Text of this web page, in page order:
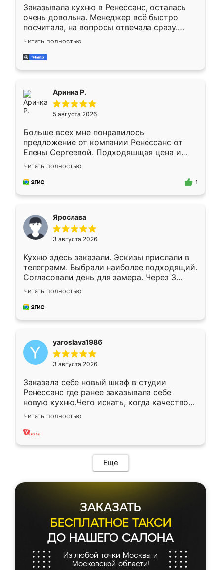
Заказывала кухню в Ренессанс, осталась
очень довольна. Менеджер всё быстро
посчитала, на вопросы отвечала сразу.
Замерщик приехал в субботу, подошёл к
делу со всей ответственностью. Собрали
за день, ребята работали аккуратно, даже
Читать полностью
Аринка Р.
5 августа 2026
Больше всех мне понравилось
предложение от компании Ренессанс от
Елены Сергеевой. Подходяшщая цена и
короткие сроки изготовления. Приехавший
для замера сотрудник Владислав
предложил по моему эскизу самый
Читать полностью
1
Ярослава
3 августа 2026
Кухню здесь заказали. Эскизы прислали в
телеграмм. Выбрали наиболее подходящий.
Согласовали день для замера. Через 3
недели кухня была уже готова. Остались
довольны работой. Спасибо Ренессанс
мебель за качественную работу!
Читать полностью
yaroslava1986
3 августа 2026
Заказала себе новый шкаф в студии
Ренессанс где ранее заказывала себе
новую кухню.Чего искать, когда качеством
вполне довольна. Служит кухня уже почти
два года, нареканий нет.
Читать полностью
Еще
ЗАКАЗАТЬ
БЕСПЛАТНОЕ ТАКСИ
ДО НАШЕГО САЛОНА
Из любой точки Москвы и
Московской области!